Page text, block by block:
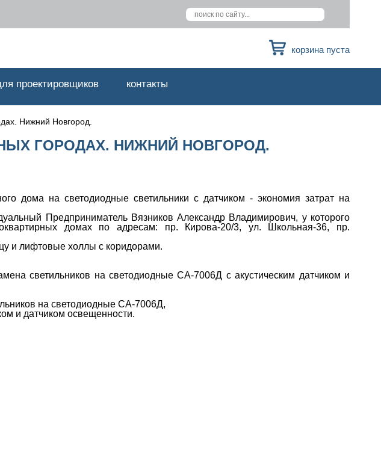
корзина пуста
проектировщиков контакты
Нижний Новгород.
ГОРОДАХ. НИЖНИЙ НОВГОРОД.
дома на светодиодные светильники с датчиком - экономия затрат на
Предприниматель Вязников Александр Владимирович, у которого
домах по адресам: пр. Кирова-20/3, ул. Школьная-36, пр.
и лифтовые холлы с коридорами.
светильников на светодиодные СА-7006Д с акустическим датчиком и
на светодиодные СА-7006Д,
и датчиком освещенности.